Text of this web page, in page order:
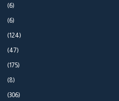
(6)
(6)
(124)
(47)
(175)
(8)
(306)